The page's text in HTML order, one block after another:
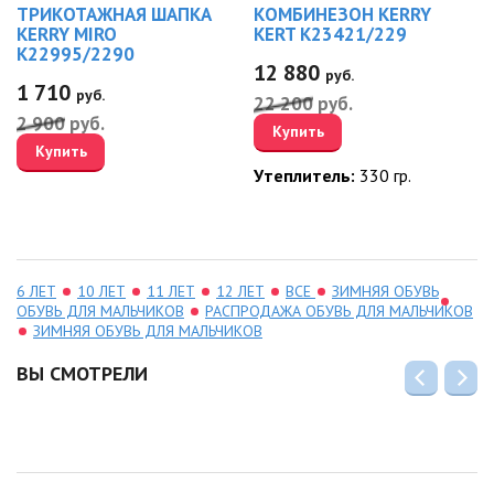
ТРИКОТАЖНАЯ ШАПКА
KERRY MIRO
K22995/2290
1 710 руб.
2 900 руб.
Купить
КОМБИНЕЗОН KERRY
KERT K23421/229
12 880 руб.
22 200 руб.
Купить
Утеплитель: 330 гр.
6 ЛЕТ 10 ЛЕТ 11 ЛЕТ 12 ЛЕТ ВСЕ
ЗИМНЯЯ ОБУВЬ
ОБУВЬ ДЛЯ МАЛЬЧИКОВ
РАСПРОДАЖА ОБУВЬ ДЛЯ МАЛЬЧИКОВ
ЗИМНЯЯ ОБУВЬ ДЛЯ МАЛЬЧИКОВ
ВЫ СМОТРЕЛИ